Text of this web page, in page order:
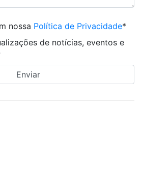
nossa Política de Privacidade*
de notícias, eventos e